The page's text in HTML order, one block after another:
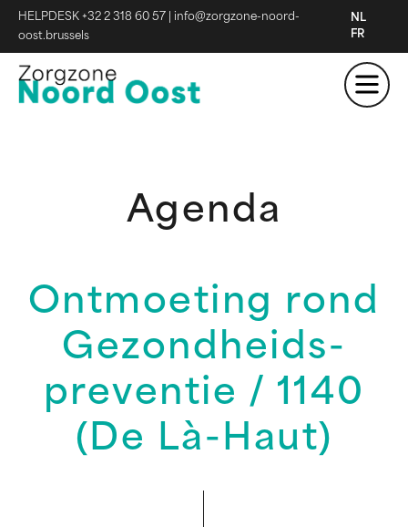
HELPDESK +32 2 318 60 57
info@zorgzone-noord-
oost.brussels
NL
FR
Agenda
Ontmoeting rond
Gezondheids-
preventie / 1140
(De Là-Haut)